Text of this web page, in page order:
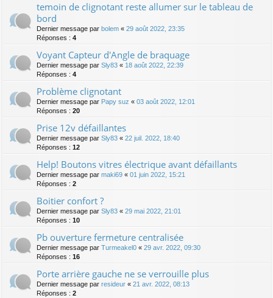
temoin de clignotant reste allumer sur le tableau de
bord
Dernier message par bolem « 29 août 2022, 23:35
Réponses : 4
Voyant Capteur d'Angle de braquage
Dernier message par Sly83 « 18 août 2022, 22:39
Réponses : 4
Problème clignotant
Dernier message par Papy suz « 03 août 2022, 12:01
Réponses : 20
Prise 12v défaillantes
Dernier message par Sly83 « 22 juil. 2022, 18:40
Réponses : 12
Help! Boutons vitres électrique avant défaillants
Dernier message par maki69 « 01 juin 2022, 15:21
Réponses : 2
Boitier confort ?
Dernier message par Sly83 « 29 mai 2022, 21:01
Réponses : 10
Pb ouverture fermeture centralisée
Dernier message par Turmeakel0 « 29 avr. 2022, 09:30
Réponses : 16
Porte arrière gauche ne se verrouille plus
Dernier message par resideur « 21 avr. 2022, 08:13
Réponses : 2